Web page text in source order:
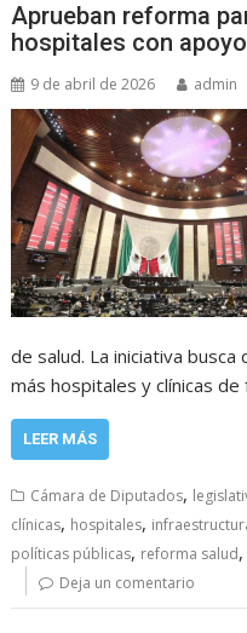
Aprueban reforma
hospitales con
9 de abril de 2026 admin
de salud. La iniciativa
más hospitales y clínicas
LEER MÁS
Cámara de Diputados,
clínicas, hospitales,
políticas públicas, reforma salud,
Deja un comentario